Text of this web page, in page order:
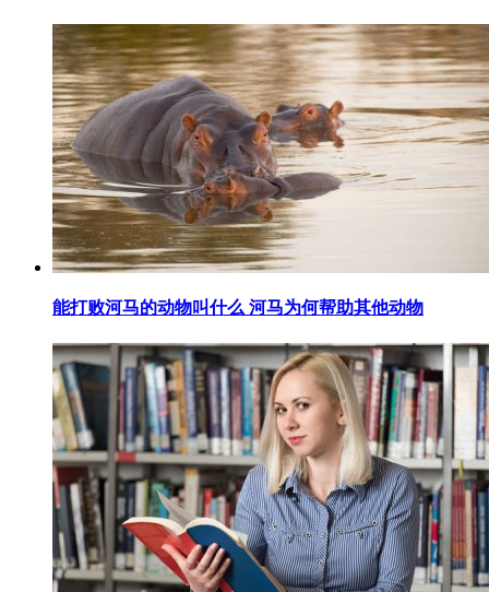
​能打败河马的动物叫什么 河马为何帮助其他动物